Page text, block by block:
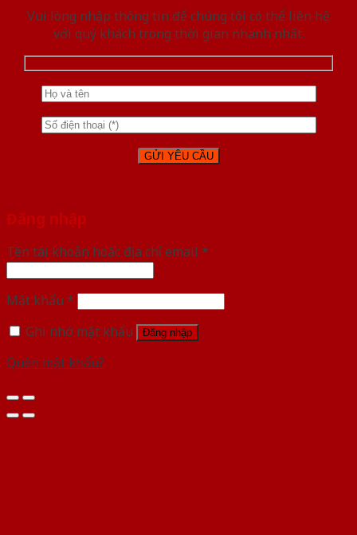
Vui lòng nhập thông tin để chúng tôi có thể liên hệ
với quý khách trong thời gian nhanh nhất.
Đăng nhập
Tên tài khoản hoặc địa chỉ email *
Mật khẩu *
Ghi nhớ mật khẩu
Đăng nhập
Quên mật khẩu?